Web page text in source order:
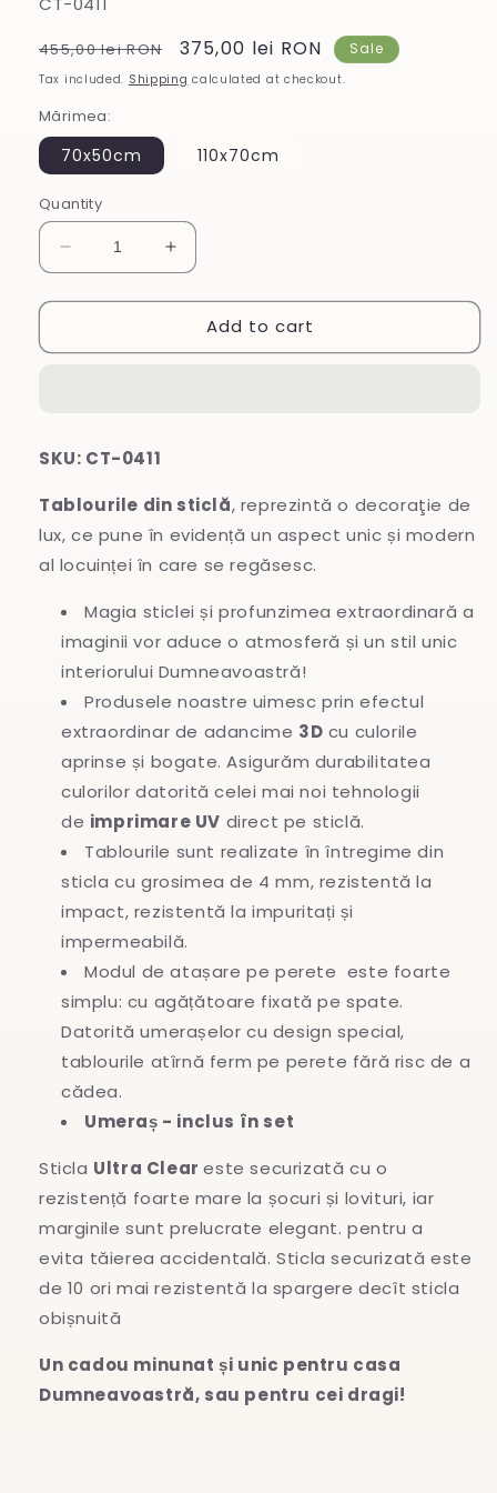
Regular
price
455,00 lei RON
Sale
price
375,00 lei RON Sale
Tax included. Shipping calculated at checkout.
Mărimea:
70x50cm 110x70cm
Quantity
Decrease
quantity
for
din
Increase
quantity
for
Tablou
din
Add to cart
SKU: CT-0411
Tablourile din sticlă, reprezintă o decoraţie de
lux, ce pune în evidență un aspect unic și modern
al locuinței în care se regăsesc.
Magia sticlei și profunzimea extraordinară a
imaginii vor aduce o atmosferă și un stil unic
interiorului Dumneavoastră!
Produsele noastre uimesc prin efectul
extraordinar de adancime 3D cu culorile
aprinse și bogate. Asigurăm durabilitatea
culorilor datorită celei mai noi tehnologii
de imprimare UV direct pe sticlă.
Tablourile sunt realizate în întregimedin
sticla cu grosimea de 4 mm, rezistentă la
impact, rezistentă la impuritați și
impermeabilă.
Modul de atașare pe perete este foarte
simplu: cu agățătoare fixată pe spate.
Datorită umerașelor cu design special,
tablourile atîrnă ferm pe perete fără risc de a
cădea.
Umeraș - inclus în set
Sticla Ultra Cleareste securizată cu o
rezistență foarte mare la șocuri și lovituri, iar
marginile sunt prelucrate elegant. pentru a
evita tăierea accidentală. Sticla securizată este
de 10 ori mai rezistentă la spargere decît sticla
obișnuită
Un cadou minunat și unic pentru casa
Dumneavoastră, sau pentru cei dragi!